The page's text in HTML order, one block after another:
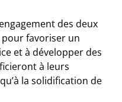
des deux
favoriser un
et à développer des
à leurs
la solidification de